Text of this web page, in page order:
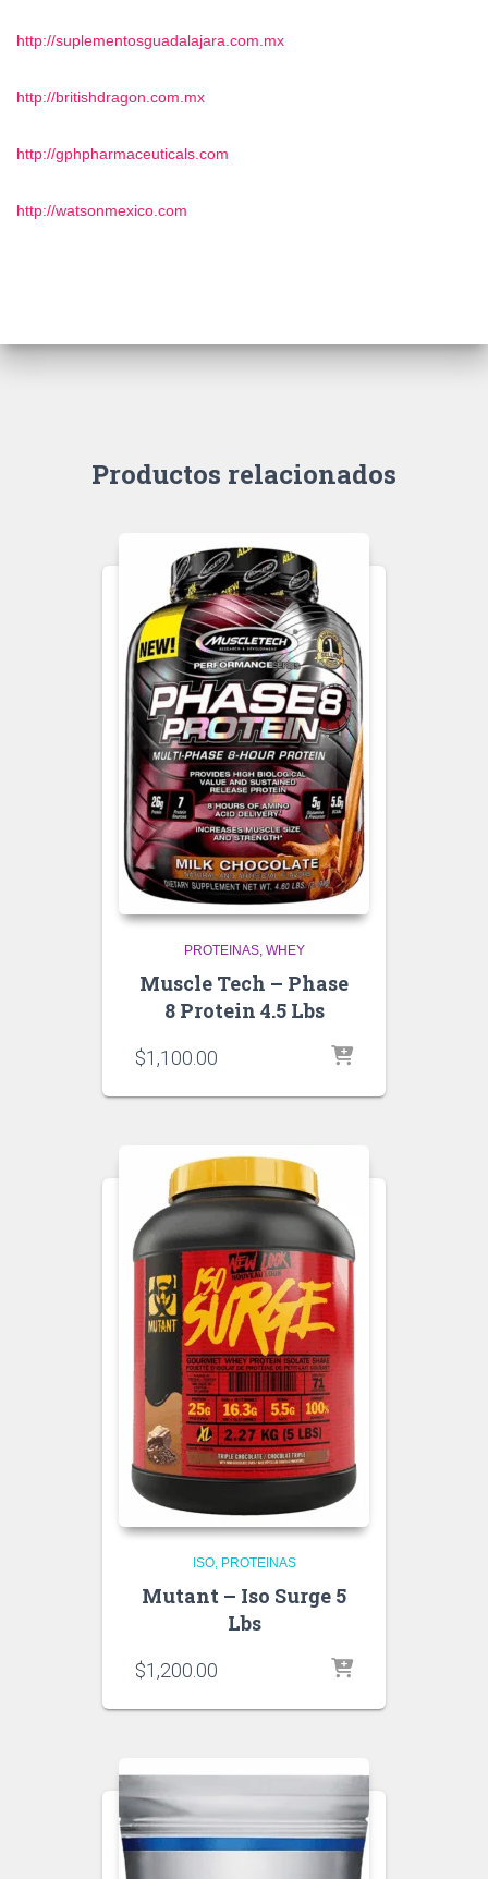
http://suplementosguadalajara. com.mx
http://britishdragon.com.mx
http://gphpharmaceuticals.com
http://watsonmexico.com
Productos relacionados
PROTEINAS WHEY
Muscle Tech – Phase
8 Protein 4.5 Lbs
$1,100.00
ISO PROTEINAS
Mutant – Iso Surge 5
Lbs
$1,200.00